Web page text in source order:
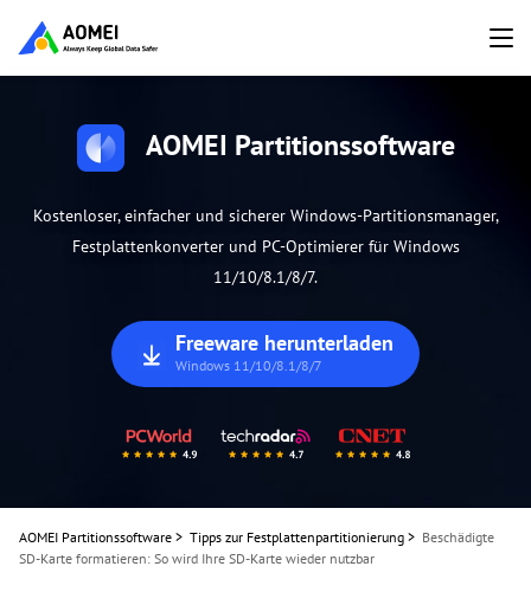
AOMEI Partitionssoftware
Kostenloser, einfacher und sicherer Windows-Partitionsmanager,
Festplattenkonverter und PC-Optimierer für Windows
11/10/8.1/8/7.
Freeware herunterladen
Windows 11/10/8.1/8/7
AOMEI Partitionssoftware > Tipps zur Festplattenpartitionierung > Beschädigte
SD-Karte formatieren: So wird Ihre SD-Karte wieder nutzbar